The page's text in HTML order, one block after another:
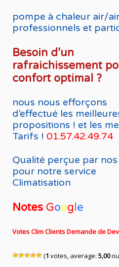
pompe à chaleur air/
professionnels et
Besoin d’un
rafraichissement
confort optimal ?
nous nous efforçons
d’effectué les
propositions ! et les
Tarifs ! 01.57.42.49.74
Qualité perçue par
pour notre service
Climatisation
Notes Google
Votes Clim Clients Demande de
(1 votes, average:5,00